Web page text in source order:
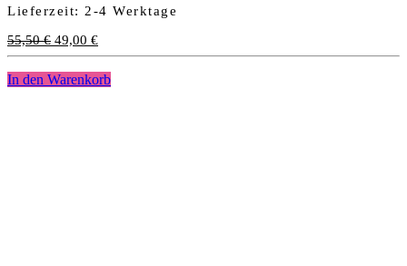
Lieferzeit: 2-4 Werktage
55,50€ Ursprünglicher
Preis
war:
55,50 €
49,00 €Aktueller
Preis
ist:
49,00 €.
In den Warenkorb